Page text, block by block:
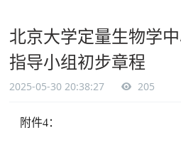
北京大学定量生物学
指导小组初步章程
2025-05-30 20:38:27 205
附件4：